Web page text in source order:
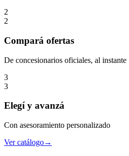
2
2
Compará ofertas
De concesionarios oficiales, al instante
3
3
Elegí y avanzá
Con asesoramiento personalizado
Ver catálogo→